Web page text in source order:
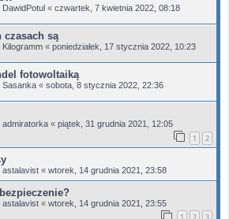
DawidPotul « czwartek, 7 kwietnia 2022, 08:18
czasach są
Kilogramm « poniedziałek, 17 stycznia 2022, 10:23
fotowoltaiką
Sasanka « sobota, 8 stycznia 2022, 22:36
admiratorka « piątek, 31 grudnia 2021, 12:05
1 2
astalavist « wtorek, 14 grudnia 2021, 23:58
astalavist « wtorek, 14 grudnia 2021, 23:55